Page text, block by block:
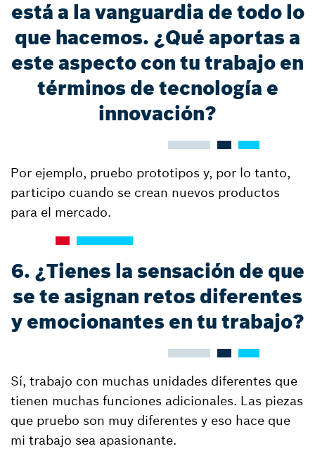
está a la vanguardia de todo lo
que hacemos. ¿Qué aportas a
este aspecto con tu trabajo en
términos de tecnología e
innovación?
Por ejemplo, pruebo prototipos y, por lo tanto,
participo cuando se crean nuevos productos
para el mercado.
6. ¿Tienes la sensación de que
se te asignan retos diferentes
y emocionantes en tu trabajo?
Sí, trabajo con muchas unidades diferentes que
tienen muchas funciones adicionales. Las piezas
que pruebo son muy diferentes y eso hace que
mi trabajo sea apasionante.